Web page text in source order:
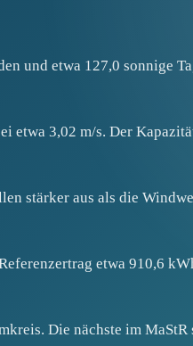
und etwa 127,0 sonnige
3,02 m/s. Der
stärker aus als die
etwa 910,6
Die nächste im